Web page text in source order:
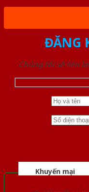
ĐĂNG
Chúng tôi sẽ liên
Khuyến mại